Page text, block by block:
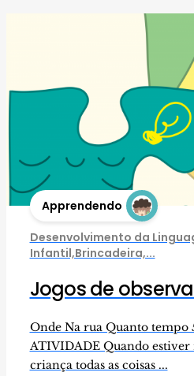
Apprendendo
Desenvolvimento da
Infantil,Brincadeira,...
Jogos de
Onde Na rua Quanto tempo
ATIVIDADE Quando estiver
criança todas as coisas ...